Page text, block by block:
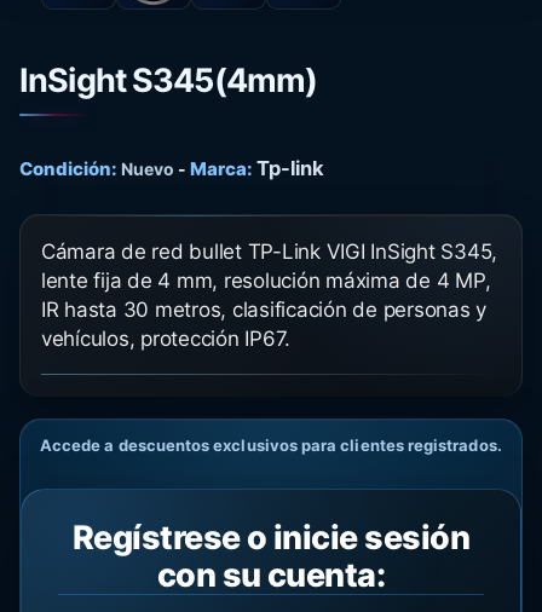
InSight S345(4mm)
Condición: Nuevo - Marca: Tp-link
Cámara de red bullet TP-Link VIGI InSight S345,
lente fija de 4 mm, resolución máxima de 4 MP,
IR hasta 30 metros, clasificación de personas y
vehículos, protección IP67.
Accede a descuentos exclusivos para clientes registrados.
Regístrese o inicie sesión
con su cuenta: